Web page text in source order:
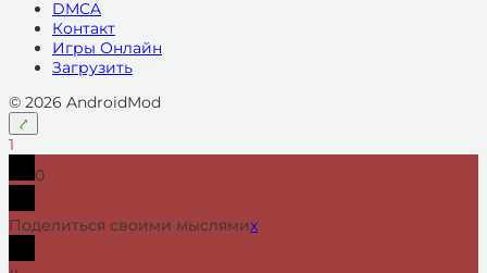
DMCA
Контакт
Игры Онлайн
Загрузить
© 2026 AndroidMod
1
0
Поделиться своими мыслямиx